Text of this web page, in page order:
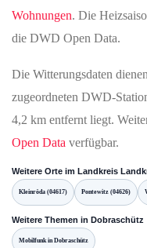
Wohnungen. Die
die DWD Open Data.
Die Witterungsdaten
zugeordneten DWD-
4,2 km entfernt liegt.
Open Data verfügbar.
Weitere Orte im Landkreis
Kleinröda (04617) Pontewitz (04626)
Weitere Themen in Dobraschütz
Mobilfunk in Dobraschütz